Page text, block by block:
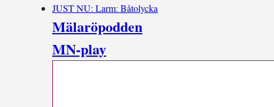
JUST NU: Larm: Båtolycka
Mälaröpodden
MN-play